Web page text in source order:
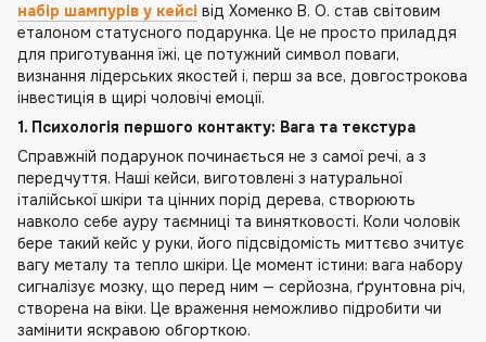
набір шампурів у кейсі від Хоменко В. О. став світовим
еталоном статусного подарунка. Це не просто приладдя
для приготування їжі, це потужний символ поваги,
визнання лідерських якостей і, перш за все, довгострокова
інвестиція в щирі чоловічі емоції.
1. Психологія першого контакту: Вага та текстура
Справжній подарунок починається не з самої речі, а з
передчуття. Наші кейси, виготовлені з натуральної
італійської шкіри та цінних порід дерева, створюють
навколо себе ауру таємниці та винятковості. Коли чоловік
бере такий кейс у руки, його підсвідомість миттєво зчитує
вагу металу та тепло шкіри. Це момент істини: вага набору
сигналізує мозку, що перед ним — серйозна, ґрунтовна річ,
створена на віки. Це враження неможливо підробити чи
замінити яскравою обгорткою.